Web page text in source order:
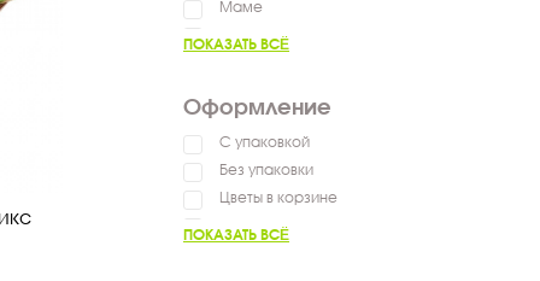
Маме
Мужчине
ПОКАЗАТЬ ВСЁ
Оформление
С упаковкой
Без упаковки
Цветы в корзине
Цветы в коробке
ПОКАЗАТЬ ВСЁ